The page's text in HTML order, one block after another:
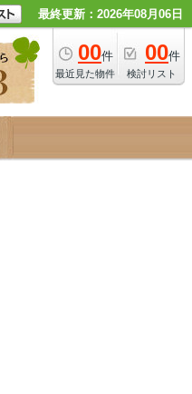
最終更新：2026年08月06日
00件
最近見た物件
00件
検討リスト